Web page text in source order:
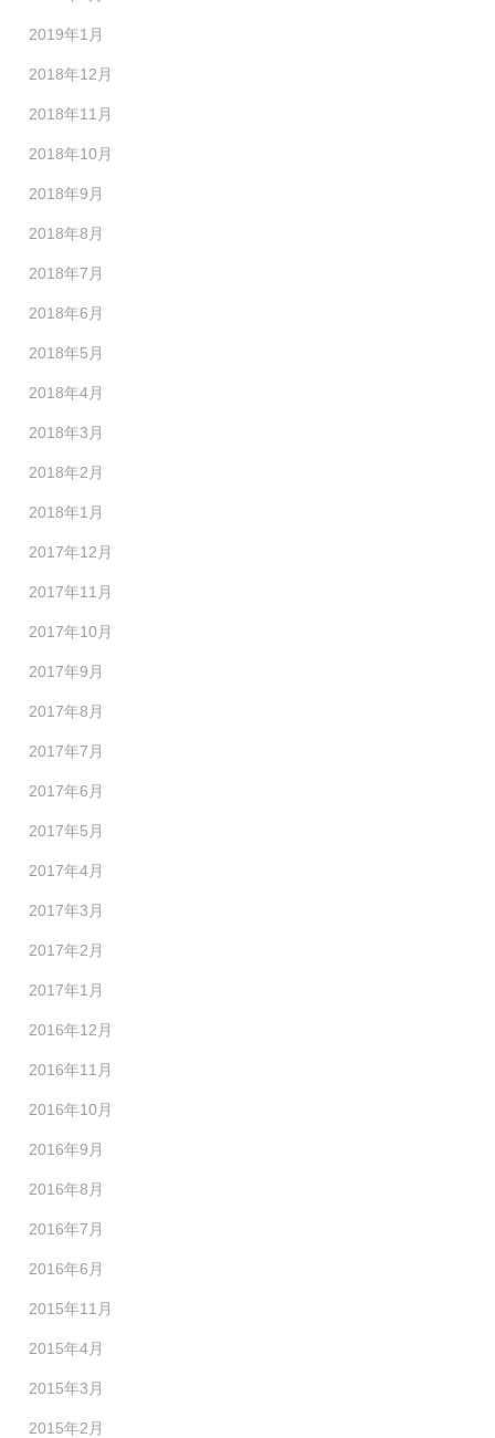
2019年1月
2018年12月
2018年11月
2018年10月
2018年9月
2018年8月
2018年7月
2018年6月
2018年5月
2018年4月
2018年3月
2018年2月
2018年1月
2017年12月
2017年11月
2017年10月
2017年9月
2017年8月
2017年7月
2017年6月
2017年5月
2017年4月
2017年3月
2017年2月
2017年1月
2016年12月
2016年11月
2016年10月
2016年9月
2016年8月
2016年7月
2016年6月
2015年11月
2015年4月
2015年3月
2015年2月